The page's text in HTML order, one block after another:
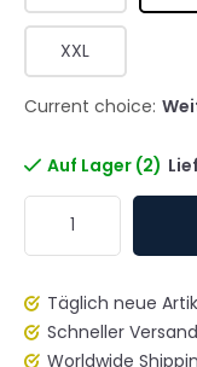
XXL
Current choice:
Auf Lager (2)
Täglich neue
Schneller Versand
Worldwide